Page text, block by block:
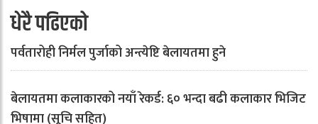
धेरै पढिएको
पर्वतारोही निर्मल पुर्जाको अन्त्येष्टि बेलायतमा हुने
बेलायतमा कलाकारको नयाँ रेकर्ड: ६० भन्दा बढी कलाकार भिजिट
भिषामा (सूचि सहित)